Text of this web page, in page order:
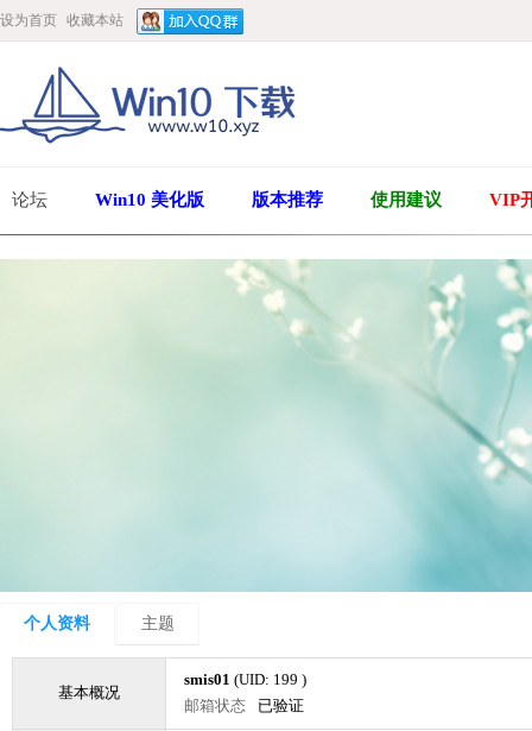
设为首页 收藏本站
论坛 Win10 美化版 版本推荐 使用建议 VIP
个人资料 主题
基本概况
smis01 (UID: 199 )
邮箱状态
已验证